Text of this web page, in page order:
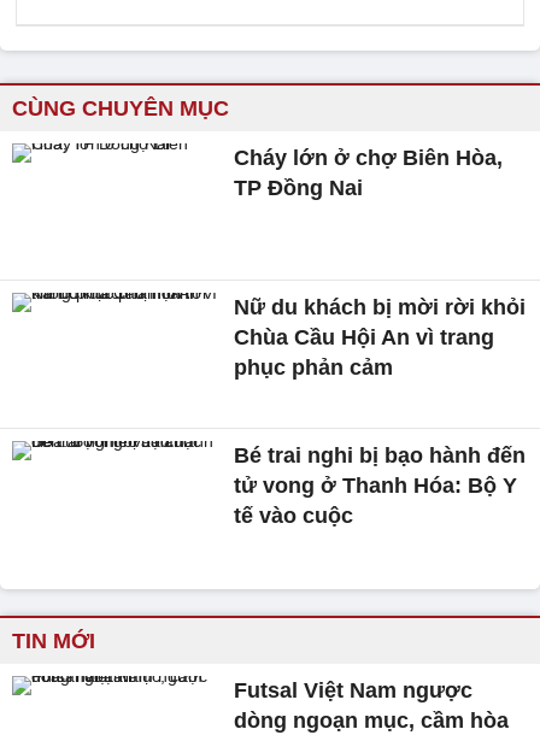
CÙNG CHUYÊN MỤC
Cháy lớn ở chợ Biên Hòa,
TP Đồng Nai
Nữ du khách bị mời rời khỏi
Chùa Cầu Hội An vì trang
phục phản cảm
Bé trai nghi bị bạo hành đến
tử vong ở Thanh Hóa: Bộ Y
tế vào cuộc
TIN MỚI
Futsal Việt Nam ngược
dòng ngoạn mục, cầm hòa